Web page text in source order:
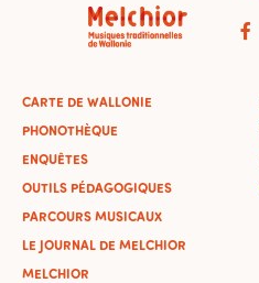
CARTE DE WALLONIE
PHONOTHÈQUE
ENQUÊTES
OUTILS PÉDAGOGIQUES
PARCOURS MUSICAUX
LE JOURNAL DE MELCHIOR
MELCHIOR